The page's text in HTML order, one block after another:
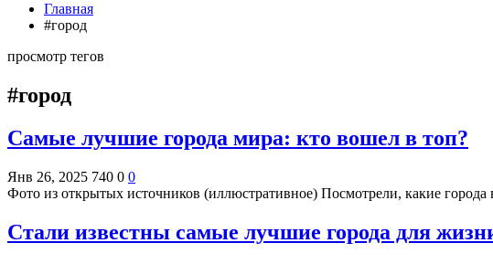
Главная
#город
просмотр тегов
#город
Самые лучшие города мира: кто вошел в топ?
Янв 26, 2025 740 0 0
Фото из открытых источников (иллюстративное) Посмотрели, какие
Стали известны самые лучшие города для